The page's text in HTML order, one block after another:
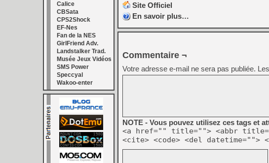
Calice
CBSata
CPS2Shock
EF-Nes
Fan de la NES
GirlFriend Adv.
Landstalker Trad.
Musée Jeux Vidéos
SMS Power
Speccyal
Wakoo-enter
Site Officiel
En savoir plus…
Commentaire ¬
Votre adresse e-mail ne sera pas publiée.
NOTE - Vous pouvez utilisez ces tags et
<a href="" title=""> <abbr
<cite> <code> <del datetime="">